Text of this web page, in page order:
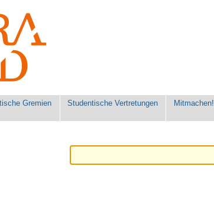
Gremien Studentische Vertretungen Mitmachen!